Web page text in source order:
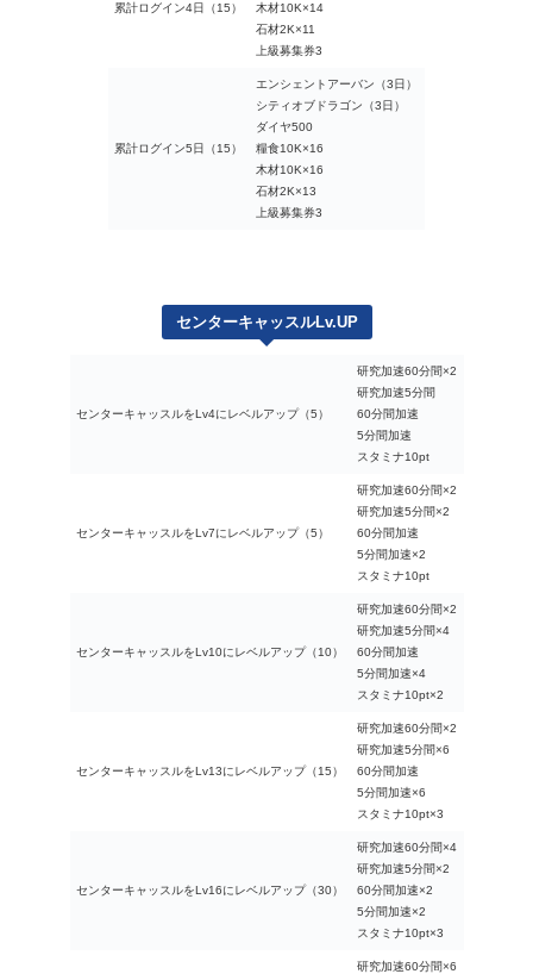
累計ログイン4日（15）
木材10K×14
石材2K×11
上級募集券3
累計ログイン5日（15）
エンシェントアーバン（3日）
シティオブドラゴン（3日）
ダイヤ500
糧食10K×16
木材10K×16
石材2K×13
上級募集券3
センターキャッスルLv.UP
センターキャッスルをLv4にレベルアップ（5）
研究加速60分間×2
研究加速5分間
60分間加速
5分間加速
スタミナ10pt
センターキャッスルをLv7にレベルアップ（5）
研究加速60分間×2
研究加速5分間×2
60分間加速
5分間加速×2
スタミナ10pt
センターキャッスルをLv10にレベルアップ（10）
研究加速60分間×2
研究加速5分間×4
60分間加速
5分間加速×4
スタミナ10pt×2
センターキャッスルをLv13にレベルアップ（15）
研究加速60分間×2
研究加速5分間×6
60分間加速
5分間加速×6
スタミナ10pt×3
センターキャッスルをLv16にレベルアップ（30）
研究加速60分間×4
研究加速5分間×2
60分間加速×2
5分間加速×2
スタミナ10pt×3
研究加速60分間×6